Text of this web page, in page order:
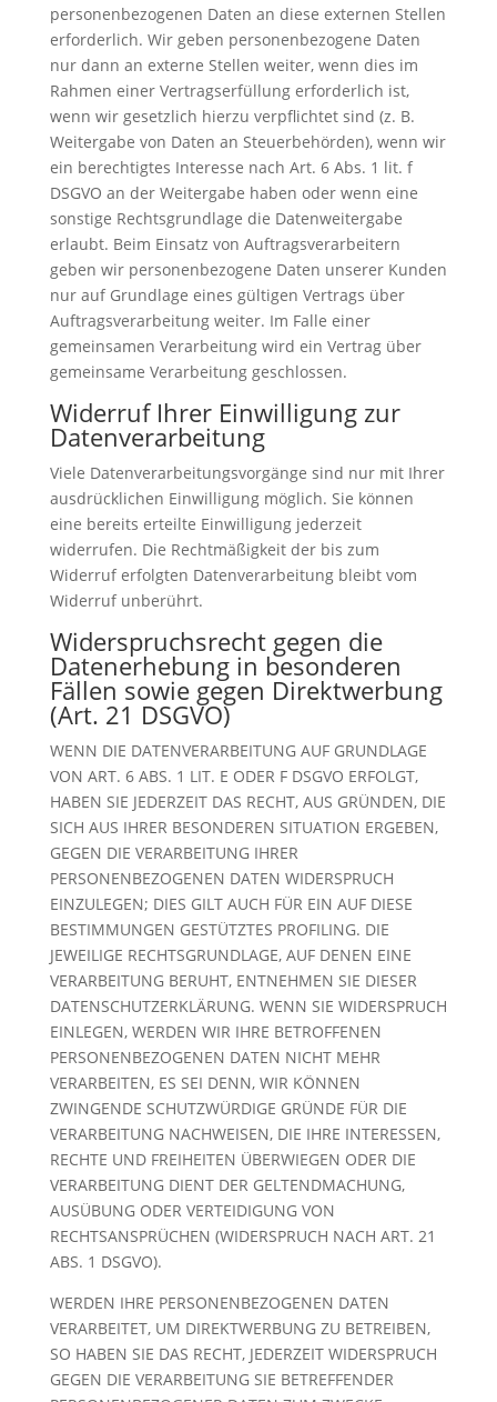
personenbezogenen Daten an diese externen Stellen
erforderlich. Wir geben personenbezogene Daten
nur dann an externe Stellen weiter, wenn dies im
Rahmen einer Vertragserfüllung erforderlich ist,
wenn wir gesetzlich hierzu verpflichtet sind (z. B.
Weitergabe von Daten an Steuerbehörden), wenn wir
ein berechtigtes Interesse nach Art. 6 Abs. 1 lit. f
DSGVO an der Weitergabe haben oder wenn eine
sonstige Rechtsgrundlage die Datenweitergabe
erlaubt. Beim Einsatz von Auftragsverarbeitern
geben wir personenbezogene Daten unserer Kunden
nur auf Grundlage eines gültigen Vertrags über
Auftragsverarbeitung weiter. Im Falle einer
gemeinsamen Verarbeitung wird ein Vertrag über
gemeinsame Verarbeitung geschlossen.
Widerruf Ihrer Einwilligung zur
Datenverarbeitung
Viele Datenverarbeitungsvorgänge sind nur mit Ihrer
ausdrücklichen Einwilligung möglich. Sie können
eine bereits erteilte Einwilligung jederzeit
widerrufen. Die Rechtmäßigkeit der bis zum
Widerruf erfolgten Datenverarbeitung bleibt vom
Widerruf unberührt.
Widerspruchsrecht gegen die
Datenerhebung in besonderen
Fällen sowie gegen Direktwerbung
(Art. 21 DSGVO)
WENN DIE DATENVERARBEITUNG AUF GRUNDLAGE
VON ART. 6 ABS. 1 LIT. E ODER F DSGVO ERFOLGT,
HABEN SIE JEDERZEIT DAS RECHT, AUS GRÜNDEN, DIE
SICH AUS IHRER BESONDEREN SITUATION ERGEBEN,
GEGEN DIE VERARBEITUNG IHRER
PERSONENBEZOGENEN DATEN WIDERSPRUCH
EINZULEGEN; DIES GILT AUCH FÜR EIN AUF DIESE
BESTIMMUNGEN GESTÜTZTES PROFILING. DIE
JEWEILIGE RECHTSGRUNDLAGE, AUF DENEN EINE
VERARBEITUNG BERUHT, ENTNEHMEN SIE DIESER
DATENSCHUTZERKLÄRUNG. WENN SIE WIDERSPRUCH
EINLEGEN, WERDEN WIR IHRE BETROFFENEN
PERSONENBEZOGENEN DATEN NICHT MEHR
VERARBEITEN, ES SEI DENN, WIR KÖNNEN
ZWINGENDE SCHUTZWÜRDIGE GRÜNDE FÜR DIE
VERARBEITUNG NACHWEISEN, DIE IHRE INTERESSEN,
RECHTE UND FREIHEITEN ÜBERWIEGEN ODER DIE
VERARBEITUNG DIENT DER GELTENDMACHUNG,
AUSÜBUNG ODER VERTEIDIGUNG VON
RECHTSANSPRÜCHEN (WIDERSPRUCH NACH ART. 21
ABS. 1 DSGVO).
WERDEN IHRE PERSONENBEZOGENEN DATEN
VERARBEITET, UM DIREKTWERBUNG ZU BETREIBEN,
SO HABEN SIE DAS RECHT, JEDERZEIT WIDERSPRUCH
GEGEN DIE VERARBEITUNG SIE BETREFFENDER